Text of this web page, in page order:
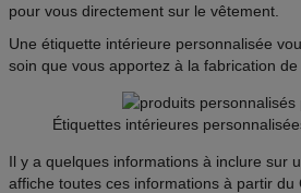
pour vous directement sur le vêtement.
Une étiquette intérieure personnalisée
soin que vous apportez à la fabrication de
Étiquettes intérieures
Il y a quelques informations à inclure sur
affiche toutes ces informations à partir